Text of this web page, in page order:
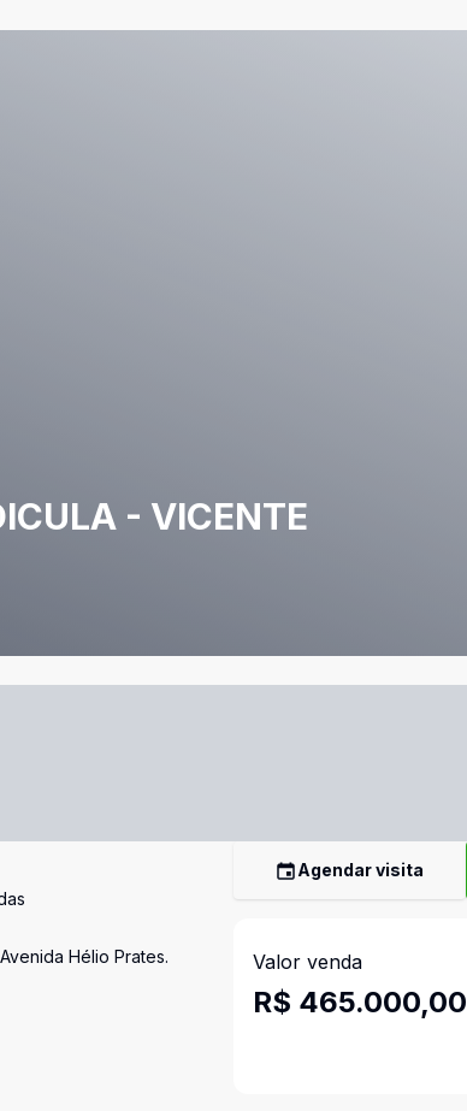
- VICENTE
Hélio Prates.
Agendar visita
Valor venda
R$ 465.000,00